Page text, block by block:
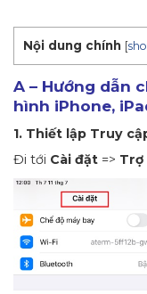
Nội dung chính [
A – Hướng dẫn
hình iPhone,
1. Thiết lập Truy
Đi tới Cài đặt => Trợ